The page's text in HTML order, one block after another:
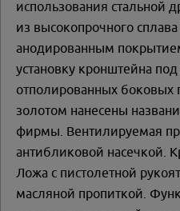
использования стальной
из высокопрочного
анодированным
установку кронштейна
отполированных боковых
золотом нанесены
фирмы. Вентилируемая
антибликовой насечкой.
Ложа с пистолетной
масляной пропиткой.